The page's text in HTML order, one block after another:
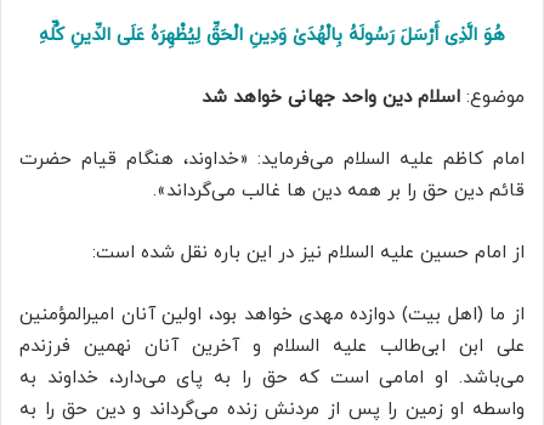
هُوَ الَّذِی أَرْسَلَ رَسُولَهُ بِالْهُدَىٰ وَدِینِ الْحَقِّ لِیُظْهِرَهُ عَلَى الدِّینِ کُلِّهِ
موضوع: اسلام دین واحد جهانی خواهد شد
امام کاظم علیه السلام می‌فرماید: «خداوند، هنگام قیام حضرت
قائم دین حق را بر همه دین ها غالب می‌گرداند».
از امام حسین علیه السلام نیز در این باره نقل شده است:
از ما (اهل بیت) دوازده مهدی خواهد بود، اولین آنان امیرالمؤمنین
علی‌ ابن ‌ابی‌طالب علیه السلام و آخرین آنان نهمین فرزندم
می‌باشد. او امامی است که حق را به پای می‌دارد، خداوند به
واسطه او زمین را پس از مردنش زنده می‌گرداند و دین حق را به